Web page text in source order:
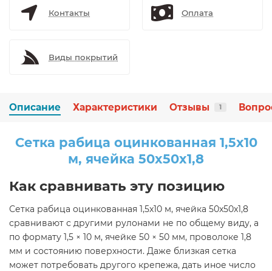
Контакты Оплата
Виды покрытий
Описание Характеристики Отзывы 1
Сетка рабица оцинкованная 1,5x10
м, ячейка 50x50x1,8
Как сравнивать эту позицию
Сетка рабица оцинкованная 1,5x10 м, ячейка 50x50x1,8
сравнивают с другими рулонами не по общему виду, а
по формату 1,5 × 10 м, ячейке 50 × 50 мм, проволоке 1,8
мм и состоянию поверхности. Даже близкая сетка
может потребовать другого крепежа, дать иное число